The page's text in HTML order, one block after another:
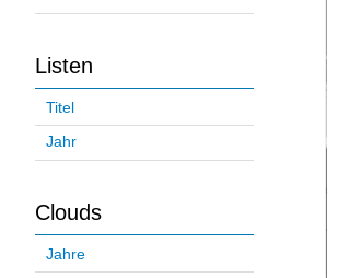
Listen
Titel
Jahr
Clouds
Jahre